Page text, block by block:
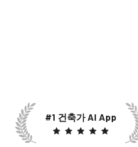
#1 건축가 AI App